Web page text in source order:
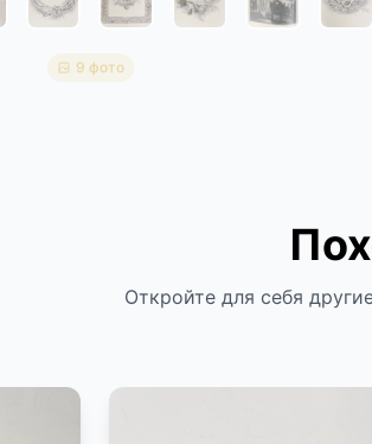
9 фото
Откройте для себя